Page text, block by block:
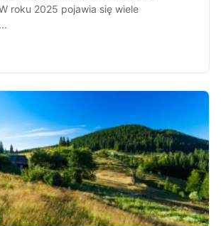
roku 2025 pojawia się wiele